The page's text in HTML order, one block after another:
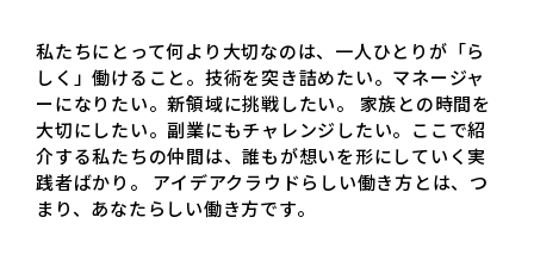
私たちにとって何より大切なのは、一人ひとりが「ら
しく」働けること。技術を突き詰めたい。マネージャ
ーになりたい。新領域に挑戦したい。
家族との時間を
大切にしたい。副業にもチャレンジしたい。ここで紹
介する私たちの仲間は、誰もが想いを形にしていく実
践者ばかり。
アイデアクラウドらしい働き方とは、つ
まり、あなたらしい働き方です。